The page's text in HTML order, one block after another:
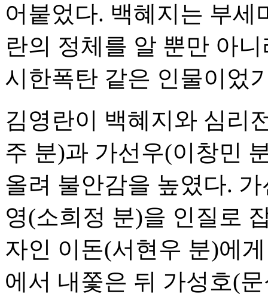
어붙었다. 백혜지는 부세
란의 정체를 알 뿐만 아
시한폭탄 같은 인물이었
김영란이 백혜지와 심리
주 분)과 가선우(이창민
올려 불안감을 높였다.
영(소희정 분)을 인질로
자인 이돈(서현우 분)에
에서 내쫓은 뒤 가성호(